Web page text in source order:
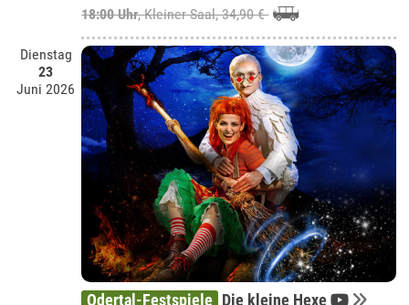
18:00 Uhr,Kleiner Saal, 34,90 €
Dienstag
23
Juni 2026
Odertal-Festspiele Die kleine Hexe